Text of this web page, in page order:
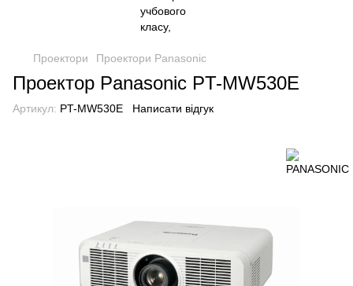
Проектори Проектори Panasonic
Проектор Panasonic PT-MW530E
Артикул: PT-MW530E Написати відгук